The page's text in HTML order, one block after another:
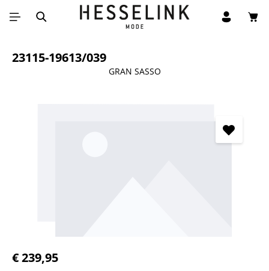
Ga naar de hoofdinhoud
23115-19613/039
GRAN SASSO
Normale prijs:
€ 239,95